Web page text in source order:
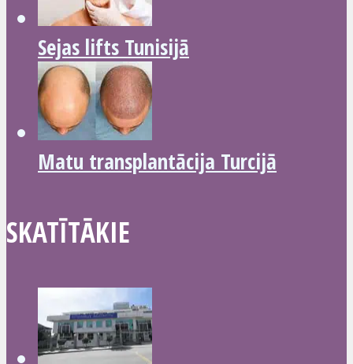
Sejas lifts Tunisijā
Matu transplantācija Turcijā
SKATĪTĀKIE